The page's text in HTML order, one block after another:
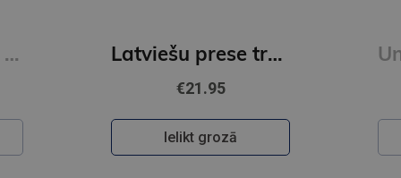
Pāris centimetru dzīves Latviešu prese trakajos deviņdesmitajos
€21.95
Ielikt grozā